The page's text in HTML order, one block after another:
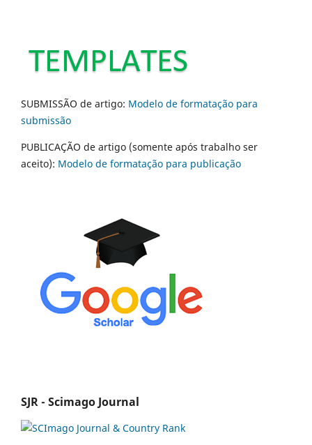
SUBMISSÃO de artigo: Modelo de formatação para
submissão
PUBLICAÇÃO de artigo (somente após trabalho ser
aceito): Modelo de formatação para publicação
SJR - Scimago Journal